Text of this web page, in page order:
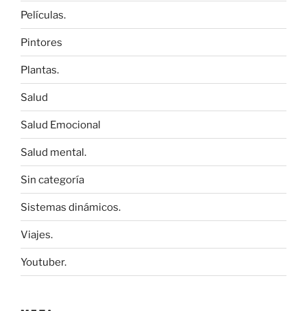
Películas.
Pintores
Plantas.
Salud
Salud Emocional
Salud mental.
Sin categoría
Sistemas dinámicos.
Viajes.
Youtuber.